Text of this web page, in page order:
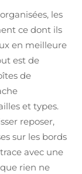
les
ce dont ils
en meilleure
est de
de
et types.
reposer,
sur les bords
avec une
rien ne